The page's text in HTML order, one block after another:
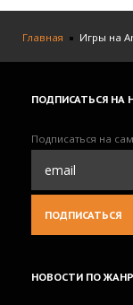
Главная Игры на
ПОДПИСАТЬСЯ НА
Подписаться на
НОВОСТИ ПО